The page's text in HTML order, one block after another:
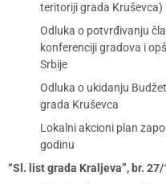
teritoriji grada Kruševca)
Odluka o potvrđivanju
konferenciji gradova i
Srbije
Odluka o ukidanju
grada Kruševca
Lokalni akcioni plan
godinu
“Sl. list grada Kraljeva”, br.